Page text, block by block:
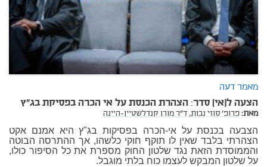
מאמר דעה
הצעה ל(אי) סדר: הצהרת הכנסת על אי הכרה בפסיקת בג"ץ
מאת:פרופ' סוזי נבות,ד"ר מורן קנדלשטיין-היינה
הצבעה בכנסת על אי-הכרה בפסיקות בג"ץ היא אמנם אקט
הצהרתי בלבד שאין לו תוקף חוקי כלשהו, אך ההתרסה הבוטה
והממוסדת הזאת נגד שלטון החוק מספרת את כל הסיפור כולו,
על שלטון המבקש לעצמו כוח בלתי מוגבל.